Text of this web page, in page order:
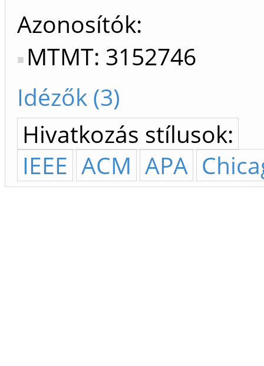
Azonosítók
MTMT: 3152746
Idézők (3)
Hivatkozás stílusok:
IEEE ACM APA